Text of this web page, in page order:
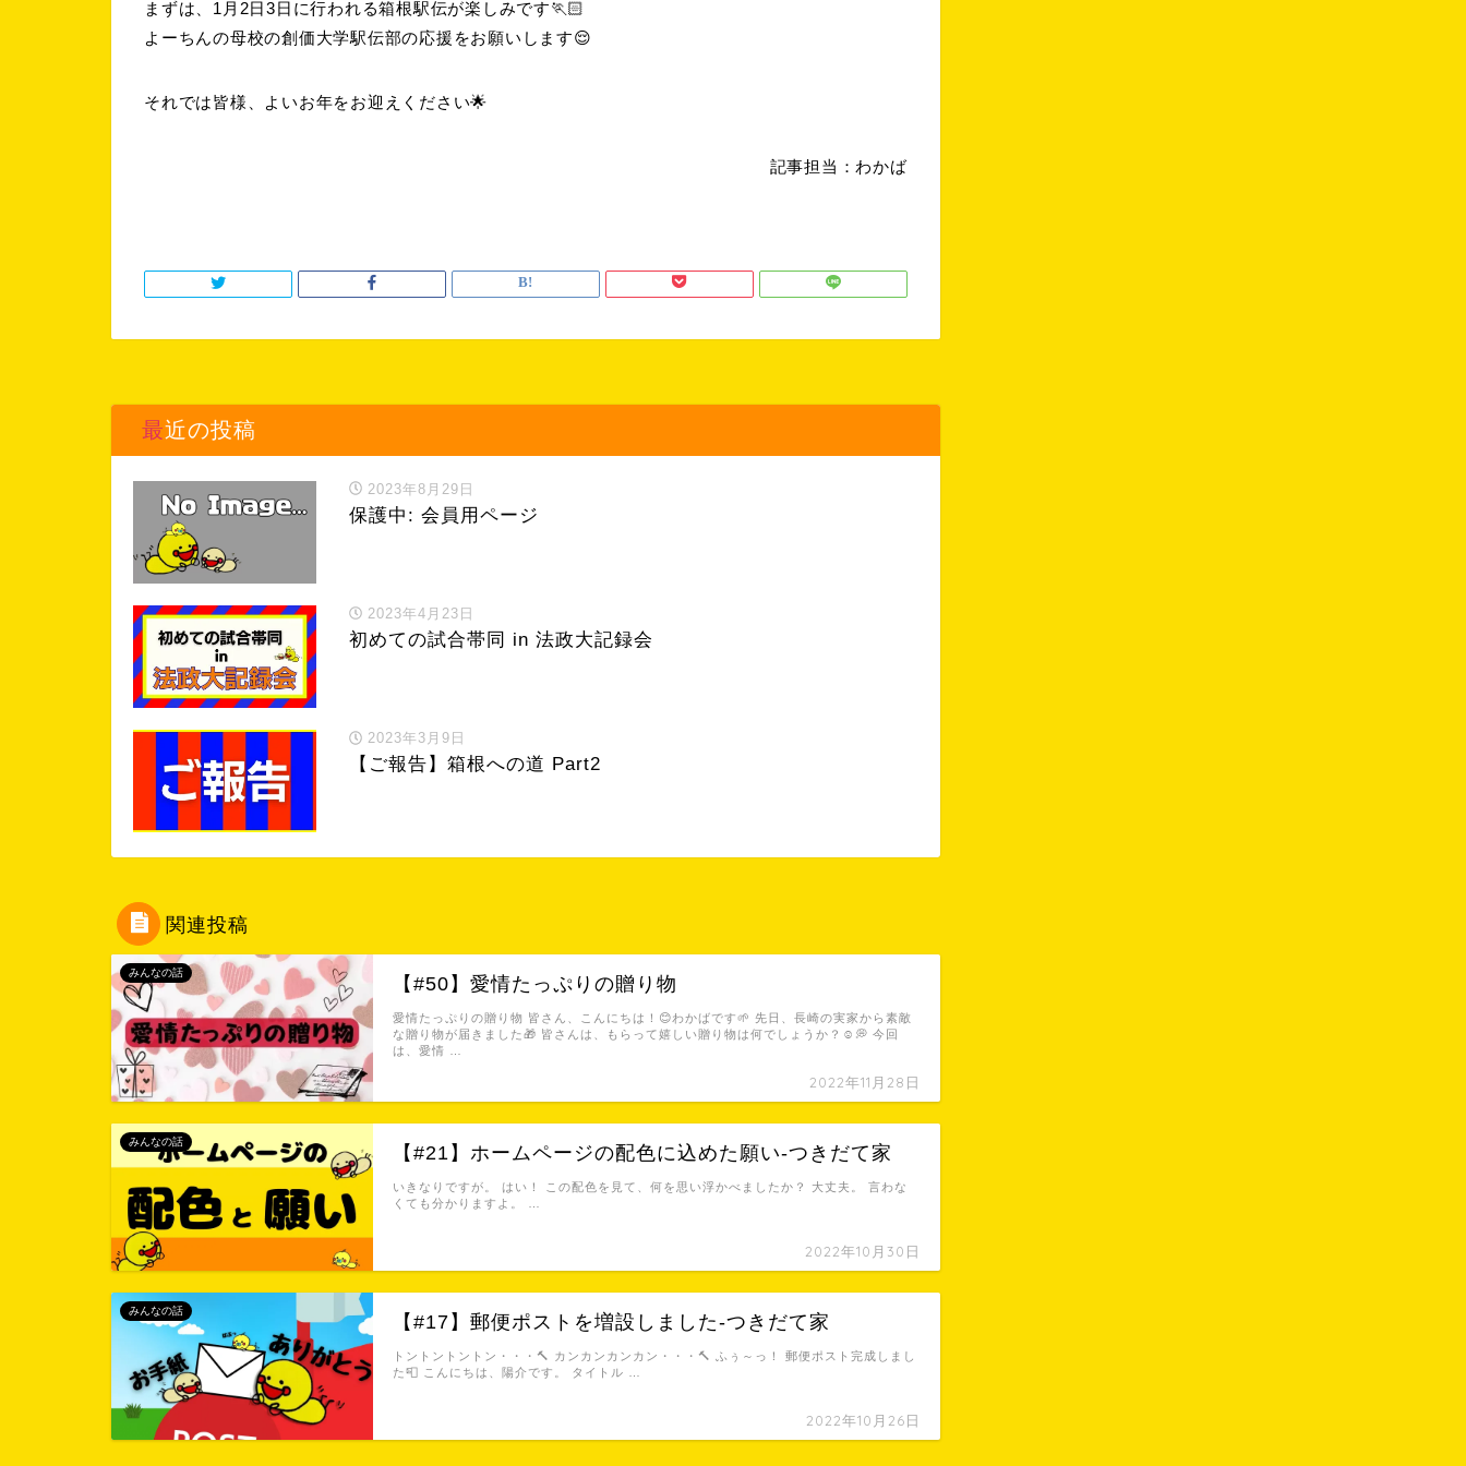
まずは、1月2日3日に行われる箱根駅伝が楽しみです🏃🏻
よーちんの母校の創価大学駅伝部の応援をお願いします😌
それでは皆様、よいお年をお迎えください🌟
記事担当：わかば
最近の投稿
2023年8月29日
保護中: 会員用ページ
2023年4月23日
初めての試合帯同 in 法政大記録会
2023年3月9日
【ご報告】箱根への道 Part2
関連投稿
みんなの話
【#50】愛情たっぷりの贈り物
2022年11月28日
愛情たっぷりの贈り物 皆さん、こんにちは！😊わかばです🌱 先日、長崎の実家から素敵
な贈り物が届きました🎁 皆さんは、もらって嬉しい贈り物は何でしょうか？☺️💭 今回
は、愛情 …
みんなの話
【#21】ホームページの配色に込めた願い-つきだて家
2022年10月30日
いきなりですが。 はい！ この配色を見て、何を思い浮かべましたか？ 大丈夫。 言わな
くても分かりますよ。 …
みんなの話
【#17】郵便ポストを増設しました-つきだて家
2022年10月26日
トントントントン・・・🔨 カンカンカンカン・・・🔨 ふぅ～っ！ 郵便ポスト完成しまし
た📮 こんにちは、陽介です。 タイトル …